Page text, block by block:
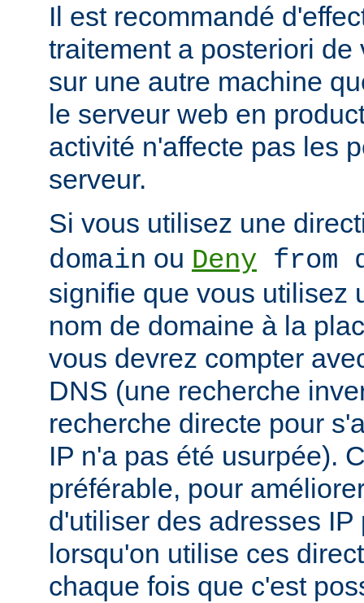
Il est recommandé
traitement a posteriori
sur une autre machine
le serveur web en
activité n'affecte pas les
serveur.
Si vous utilisez une
domain ou Deny from
signifie que vous utilisez
nom de domaine à la
vous devrez compter
DNS (une recherche
recherche directe pour
IP n'a pas été usurpée).
préférable, pour
d'utiliser des adresses
lorsqu'on utilise ces
chaque fois que c'est